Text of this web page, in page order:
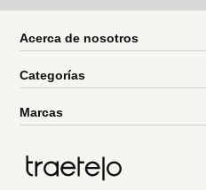
Acerca de nosotros
Categorías
Marcas